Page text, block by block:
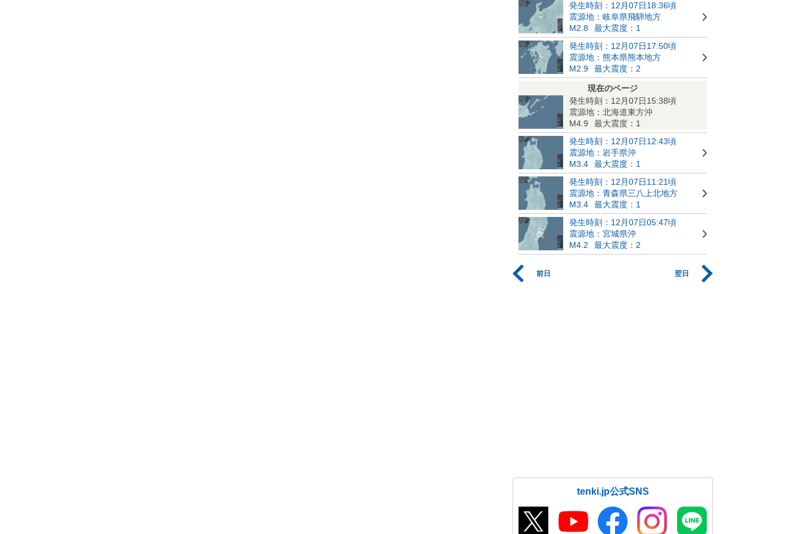
発生時刻：12月07日18:36頃
震源地：岐阜県飛騨地方
M2.8
最大震度：1
発生時刻：12月07日17:50頃
震源地：熊本県熊本地方
M2.9
最大震度：2
現在のページ
発生時刻：12月07日15:38頃
震源地：北海道東方沖
M4.9
最大震度：1
発生時刻：12月07日12:43頃
震源地：岩手県沖
M3.4
最大震度：1
発生時刻：12月07日11:21頃
震源地：青森県三八上北地方
M3.4
最大震度：1
発生時刻：12月07日05:47頃
震源地：宮城県沖
M4.2
最大震度：2
前日 翌日
tenki.jp公式SNS